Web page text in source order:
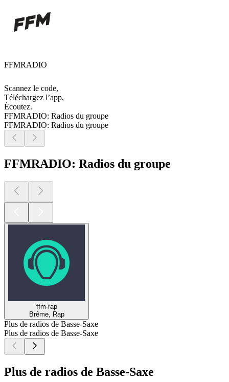
FFMRADIO
Scannez le code,
Téléchargez l’app,
Écoutez.
FFMRADIO: Radios du groupe
FFMRADIO: Radios du groupe
FFMRADIO: Radios du groupe
ffm-rap
Brême, Rap
Plus de radios de Basse-Saxe
Plus de radios de Basse-Saxe
Plus de radios de Basse-Saxe